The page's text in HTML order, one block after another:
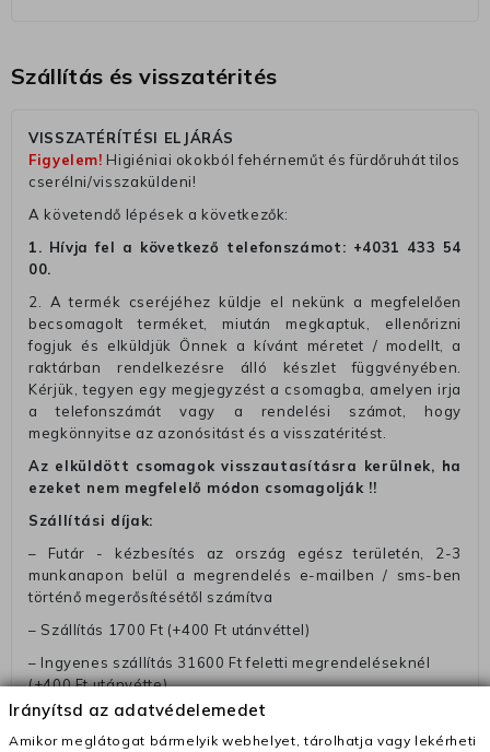
Szállítás és visszatérités
VISSZATÉRÍTÉSI ELJÁRÁS
Figyelem! Higiéniai okokból fehérneműt és fürdőruhát tilos
cserélni/visszaküldeni!
A követendő lépések a következők:
1. Hívja fel a következő telefonszámot: +4031 433 54
00.
2. A termék cseréjéhez küldje el nekünk a megfelelően
becsomagolt terméket, miután megkaptuk, ellenőrizni
fogjuk és elküldjük Önnek a kívánt méretet / modellt, a
raktárban rendelkezésre álló készlet függvényében.
Kérjük, tegyen egy megjegyzést a csomagba, amelyen irja
a telefonszámát vagy a rendelési számot, hogy
megkönnyitse az azonósitást és a visszatéritést.
Az elküldött csomagok visszautasításra kerülnek, ha
ezeket nem megfelelő módon csomagolják !!
Szállítási díjak:
– Futár - kézbesítés az ország egész területén, 2-3
munkanapon belül a megrendelés e-mailben / sms-ben
történő megerősítésétől számítva
– Szállítás 1700 Ft (+400 Ft utánvéttel)
– Ingyenes szállítás 31600 Ft feletti megrendeléseknél
(+400 Ft utánvétte)
– A kapott termék cseréjéért 3780 Ft szállítási díjat
számolunk fel (oda -vissza út)
Irányítsd az adatvédelemedet
Amikor meglátogat bármelyik webhelyet, tárolhatja vagy lekérheti